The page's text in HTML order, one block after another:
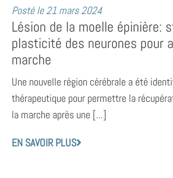
Posté le21 mars 2024
Lésion de la moelle épinière:
plasticité des neurones pour
marche
Une nouvelle région cérébrale a été
thérapeutique pour permettre la
la marche après une [...]
EN SAVOIR PLUS